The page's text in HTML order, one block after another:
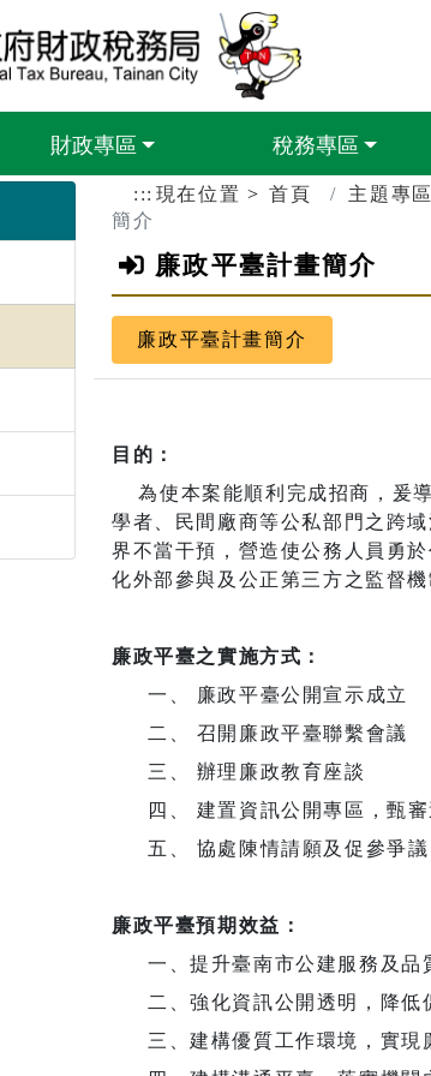
財政專區 稅務專區
::: 現在位置 首頁 主題專區
簡介
廉政平臺計畫簡介
廉政平臺計畫簡介
目的：
為使本案能順利完成招商，爰
學者、民間廠商等公私部門之跨
界不當干預，營造使公務人員勇
化外部參與及公正第三方之監督
廉政平臺之實施方式：
一、 廉政平臺公開宣示成立
二、 召開廉政平臺聯繫會議
三、 辦理廉政教育座談
四、 建置資訊公開專區，甄
五、 協處陳情請願及促參爭議
廉政平臺預期效益：
一、提升臺南市公建服務及品
二、強化資訊公開透明，降低
三、建構優質工作環境，實現